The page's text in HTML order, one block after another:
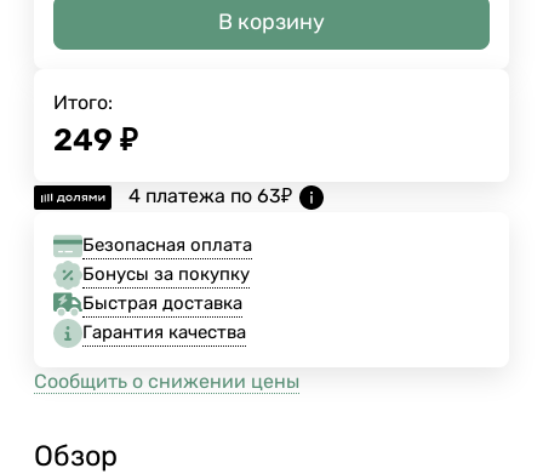
В корзину
Итого:
249 ₽
4 платежа по 63₽
Безопасная оплата
Бонусы за покупку
Быстрая доставка
Гарантия качества
Сообщить о снижении цены
Обзор